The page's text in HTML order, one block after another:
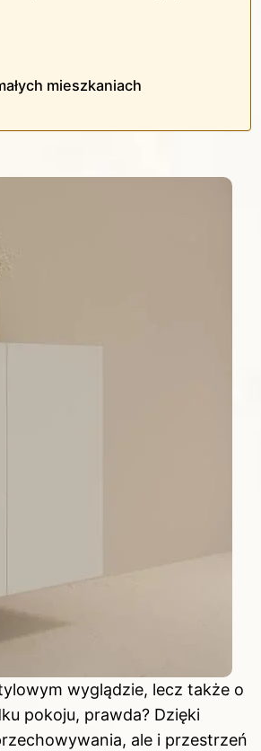
mieszkaniach
wyglądzie, lecz także o
pokoju, prawda? Dzięki
ale i przestrzeń